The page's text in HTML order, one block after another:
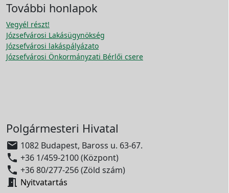
További honlapok
Vegyél részt!
Józsefvárosi Lakásügynökség
Józsefvárosi lakáspályázato
Józsefvárosi Önkormányzati Bérlői csere
Polgármesteri Hivatal
 1082 Budapest, Baross u. 63-67.
 +36 1/459-2100 (Központ)
 +36 80/277-256 (Zöld szám)
 Nyitvatartás